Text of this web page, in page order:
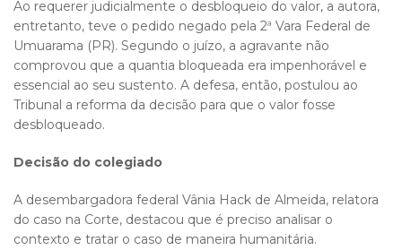
Ao requerer judicialmente o desbloqueio do valor, a autora,
entretanto, teve o pedido negado pela 2ª Vara Federal de
Umuarama (PR). Segundo o juízo, a agravante não
comprovou que a quantia bloqueada era impenhorável e
essencial ao seu sustento. A defesa, então, postulou ao
Tribunal a reforma da decisão para que o valor fosse
desbloqueado.
Decisão do colegiado
A desembargadora federal Vânia Hack de Almeida, relatora
do caso na Corte, destacou que é preciso analisar o
contexto e tratar o caso de maneira humanitária.